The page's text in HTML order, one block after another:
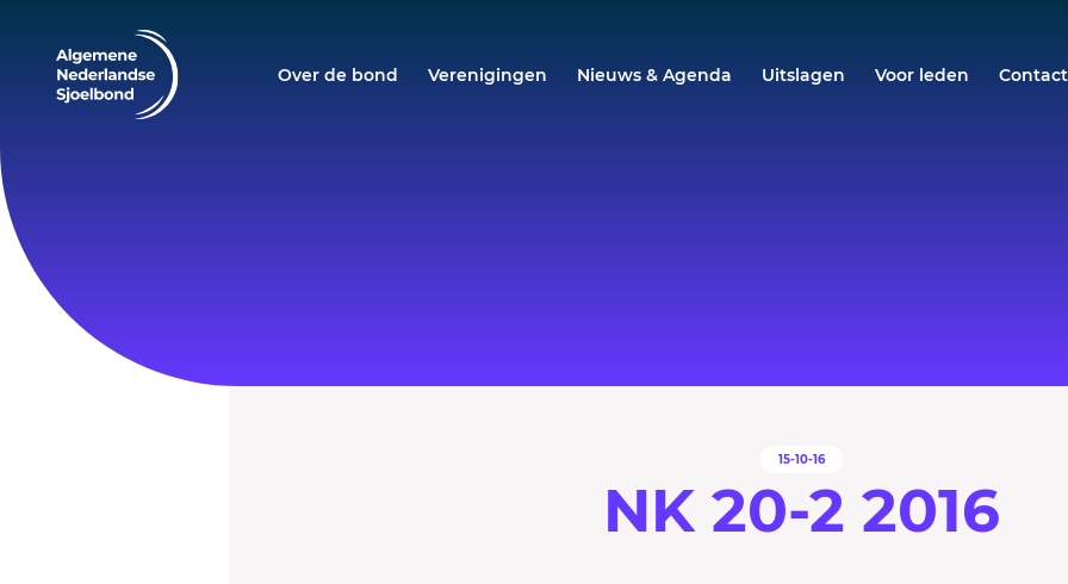
Over de bond Verenigingen Nieuws & Agenda Uitslagen Voor leden Contact
15-10-16
NK 20-2 2016